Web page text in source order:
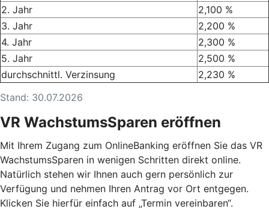
Stand: 30.07.2026
2. Jahr
2,100 %
3. Jahr
2,200 %
4. Jahr
2,300 %
5. Jahr
2,500 %
durchschnittl. Verzinsung
2,230 %
VR WachstumsSparen eröffnen
Mit Ihrem Zugang zum OnlineBanking eröffnen Sie das VR
WachstumsSparen in wenigen Schritten direkt online.
Natürlich stehen wir Ihnen auch gern persönlich zur
Verfügung und nehmen Ihren Antrag vor Ort entgegen.
Klicken Sie hierfür einfach auf „Termin vereinbaren“.